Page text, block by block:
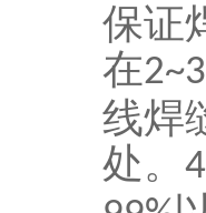
保证
在
线焊
处。